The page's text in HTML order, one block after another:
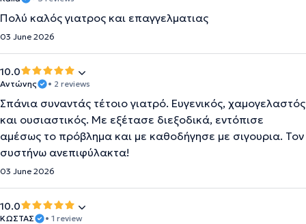
Πολύ καλός γιατρος και επαγγελματιας
03 June 2026
10.0
Αντώνης • 2 reviews
Σπάνια συναντάς τέτοιο γιατρό. Ευγενικός, χαμογελαστός
και ουσιαστικός. Με εξέτασε διεξοδικά, εντόπισε
αμέσως το πρόβλημα και με καθοδήγησε με σιγουρια. Τον
συστήνω ανεπιφύλακτα!
03 June 2026
10.0
ΚΩΣΤΑΣ • 1 review